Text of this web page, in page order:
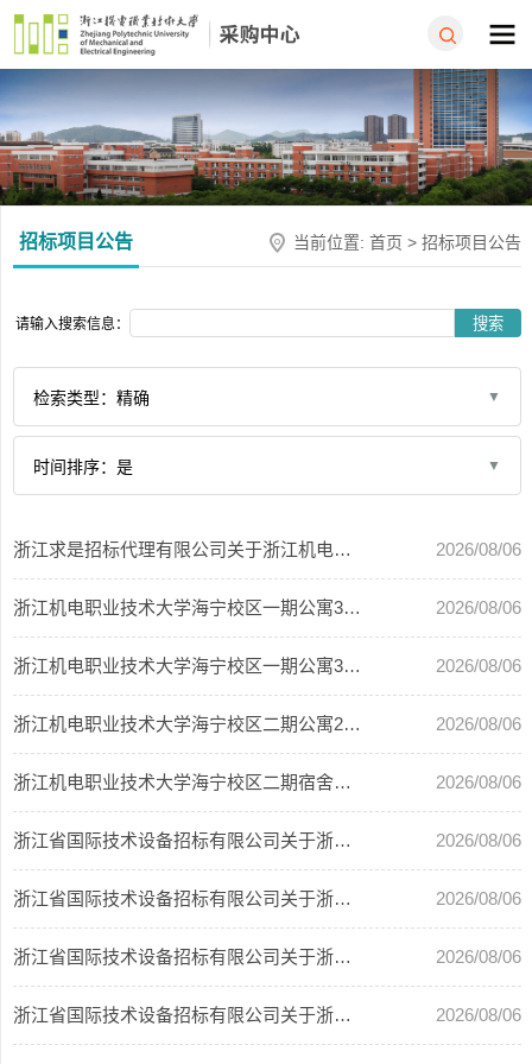
招标项目公告 当前位置: 首页 > 招标项目公告
请输入搜索信息： 搜索
检索类型：精确
时间排序：是
浙江求是招标代理有限公司关于浙江机电职业技术大学滨江高教园区后勤基础设施提质... 2026/08/06
浙江机电职业技术大学海宁校区一期公寓3号楼1楼架空层（理发店）两年租赁权竞买公告 2026/08/06
浙江机电职业技术大学海宁校区一期公寓3号楼1楼架空层（图文店）两年租赁权竞买公告 2026/08/06
浙江机电职业技术大学海宁校区二期公寓2号楼架空层（超市综合体）三年租赁权竞买公告 2026/08/06
浙江机电职业技术大学海宁校区二期宿舍楼、实训楼、教学楼、体育场等地5处（饮料售... 2026/08/06
浙江省国际技术设备招标有限公司关于浙江机电职业技术大学教学低值品、易耗品采购... 2026/08/06
浙江省国际技术设备招标有限公司关于浙江机电职业技术大学教学低值品、易耗品采购... 2026/08/06
浙江省国际技术设备招标有限公司关于浙江机电职业技术大学教学低值品、易耗品采购... 2026/08/06
浙江省国际技术设备招标有限公司关于浙江机电职业技术大学教学低值品、易耗品采购... 2026/08/06